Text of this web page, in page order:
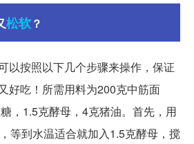
松软？
以按照以下几个步骤来操作，保证
好吃！所需用料为200克中筋面
，1.5克酵母，4克猪油。首先，用
等到水温适合就加入1.5克酵母，搅